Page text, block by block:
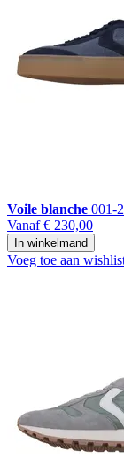
Voile blanche 001-
Vanaf € 230,00
In winkelmand
Voeg toe aan